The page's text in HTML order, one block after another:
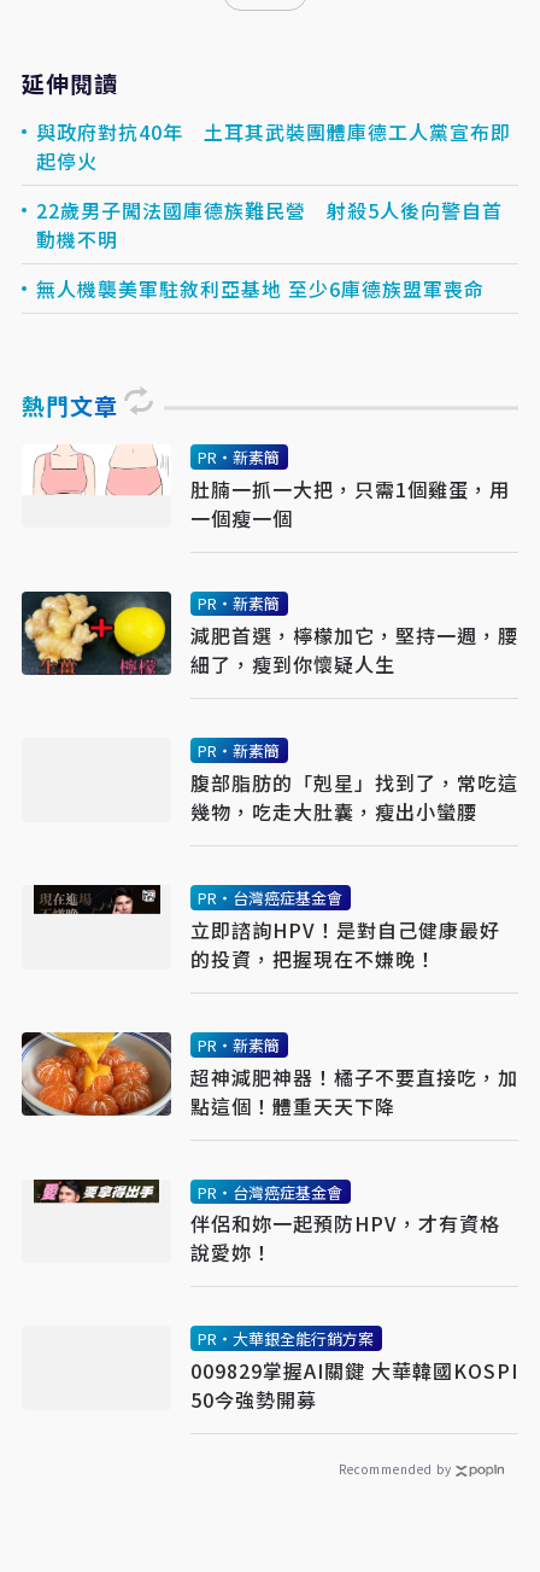
延伸閱讀
與政府對抗40年 土耳其武裝團體庫德工人黨宣布即
起停火
22歲男子闖法國庫德族難民營 射殺5人後向警自首
動機不明
無人機襲美軍駐敘利亞基地 至少6庫德族盟軍喪命
熱門文章
PR・新素簡
肚腩一抓一大把，只需1個雞蛋，用
一個瘦一個
PR・新素簡
減肥首選，檸檬加它，堅持一週，腰
細了，瘦到你懷疑人生
PR・新素簡
腹部脂肪的「剋星」找到了，常吃這
幾物，吃走大肚囊，瘦出小蠻腰
PR・台灣癌症基金會
立即諮詢HPV！是對自己健康最好
的投資，把握現在不嫌晚！
PR・新素簡
超神減肥神器！橘子不要直接吃，加
點這個！體重天天下降
PR・台灣癌症基金會
伴侶和妳一起預防HPV，才有資格
說愛妳！
PR・大華銀全能行銷方案
009829掌握AI關鍵 大華韓國KOSPI
50今強勢開募
Recommended by